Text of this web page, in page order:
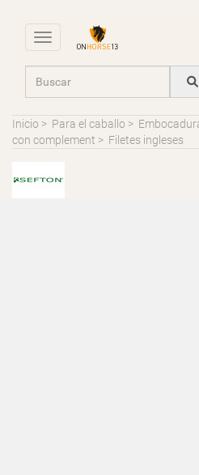
Toggle navigation
Inicio > Para el caballo >
con complement > Filetes ingleses